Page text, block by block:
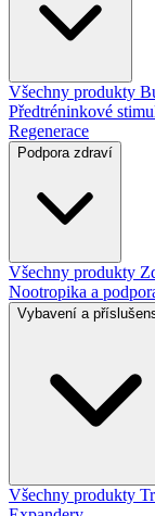
Všechny produkty
Předtréninkové
Regenerace
Podpora zdraví
Všechny produkty
Nootropika a
Vybavení a
Všechny produkty